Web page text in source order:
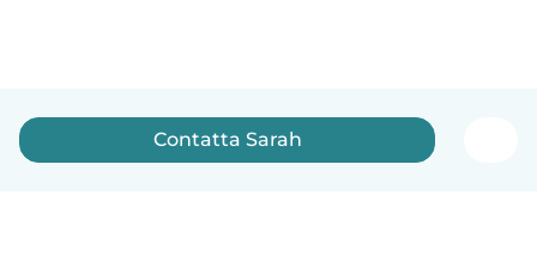
Contatta Sarah